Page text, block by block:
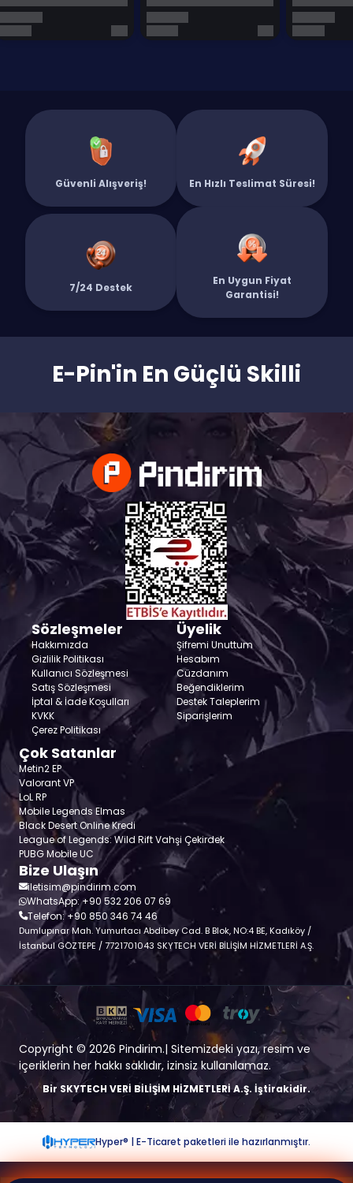
Soru 2: Hesabım Filipinler değilse ne olur?
Cevap: Yükleme işlemi gerçekleşmez. Lütfen sadece PH sunucusu için
satın alınız.
Güvenli Alışveriş! En Hızlı Teslimat Süresi!
7/24 Destek
En Uygun Fiyat
Garantisi!
E-Pin'in En Güçlü Skilli
Sözleşmeler
Hakkımızda
Gizlilik Politikası
Kullanıcı Sözleşmesi
Satış Sözleşmesi
İptal & İade Koşulları
KVKK
Çerez Politikası
Üyelik
Şifremi Unuttum
Hesabım
Cüzdanım
Beğendiklerim
Destek Taleplerim
Siparişlerim
Çok Satanlar
Metin2 EP
Valorant VP
LoL RP
Mobile Legends Elmas
Black Desert Online Kredi
League of Legends: Wild Rift Vahşi Çekirdek
PUBG Mobile UC
Bize Ulaşın
iletisim@pindirim.com
WhatsApp: +90 532 206 07 69
Telefon: +90 850 346 74 46
Dumlupınar Mah. Yumurtacı Abdibey Cad. B Blok, NO:4 BE, Kadıköy /
İstanbul GÖZTEPE / 7721701043 SKYTECH VERİ BİLİŞİM HİZMETLERİ A.Ş.
Copyright © 2026 Pindirim.| Sitemizdeki yazı, resim ve
içeriklerin her hakkı saklıdır, izinsiz kullanılamaz.
Bir SKYTECH VERİ BİLİŞİM HİZMETLERİ A.Ş. İştirakidir.
Hyper® | E-Ticaret paketleri ile hazırlanmıştır.